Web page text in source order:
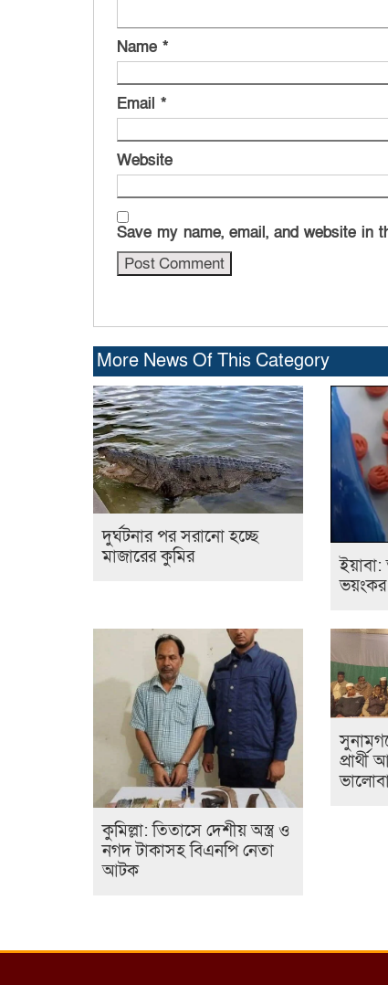
Name *
Email *
Website
Save my name, email, and website in
More News Of This Category
দুর্ঘটনার পর সরানো হচ্ছে
মাজারের কুমির
ভয়ংকর
কুমিল্লা: তিতাসে দেশীয় অস্ত্র ও
নগদ টাকাসহ বিএনপি নেতা
আটক